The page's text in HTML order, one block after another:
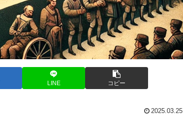
LINE コピー
2025.03.25